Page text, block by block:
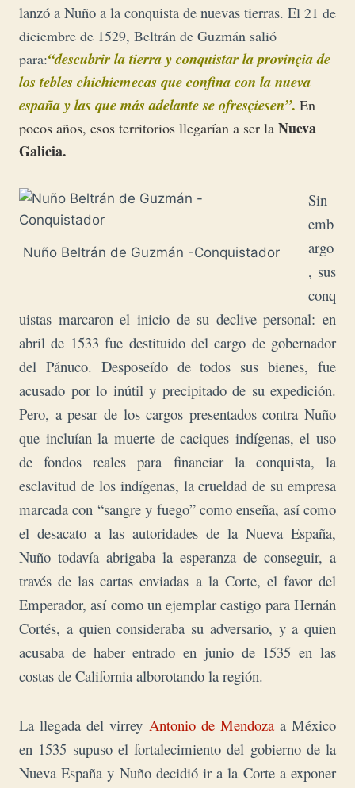
lanzó a Nuño a la conquista de nuevas tierras. El 21 de
diciembre de 1529, Beltrán de Guzmán salió
para:“descubrir la tierra y conquistar la provinçia de
los tebles chichicmecas que confina con la nueva
españa y las que más adelante se ofresçiesen”. En
pocos años, esos territorios llegarían a ser la Nueva
Galicia.
Nuño Beltrán de Guzmán -Conquistador
Sin
emb
argo
, sus
conq
uistas marcaron el inicio de su declive personal: en
abril de 1533 fue destituido del cargo de gobernador
del Pánuco. Desposeído de todos sus bienes, fue
acusado por lo inútil y precipitado de su expedición.
Pero, a pesar de los cargos presentados contra Nuño
que incluían la muerte de caciques indígenas, el uso
de fondos reales para financiar la conquista, la
esclavitud de los indígenas, la crueldad de su empresa
marcada con “sangre y fuego” como enseña, así como
el desacato a las autoridades de la Nueva España,
Nuño todavía abrigaba la esperanza de conseguir, a
través de las cartas enviadas a la Corte, el favor del
Emperador, así como un ejemplar castigo para Hernán
Cortés, a quien consideraba su adversario, y a quien
acusaba de haber entrado en junio de 1535 en las
costas de California alborotando la región.
La llegada del virrey Antonio de Mendozaa México
en 1535 supuso el fortalecimiento del gobierno de la
Nueva España y Nuño decidió ir a la Corte a exponer